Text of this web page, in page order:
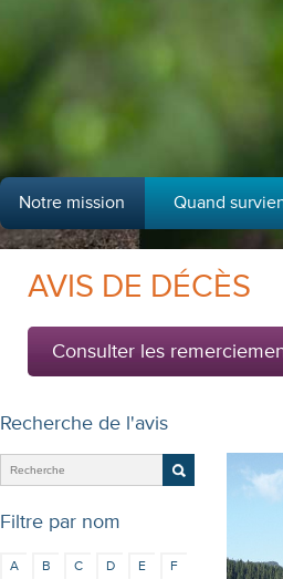
Notre mission Quand
AVIS DE DÉCÈS
Consulter les
Recherche de l'avis
Filtre par nom
A B C D E
F